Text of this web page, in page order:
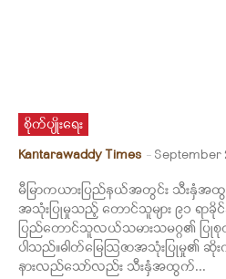
စိုက်ပျိုးရေး
Kantarawaddy Times - September
မီမြာကယားပြည်နယ်အတွင်း သီးနှံအ
အသုံးပြုမှုသည့် တောင်သူများ ၉၁ ရ
ပြည်တောင်သူလယ်သမားသမဂ္ဂ၏ ပြု
ပါသည်။ဓါတ်မြေဩဇာအသုံးပြုမှု၏
နားလည်သော်လည်း သီးနှံအထွက်...